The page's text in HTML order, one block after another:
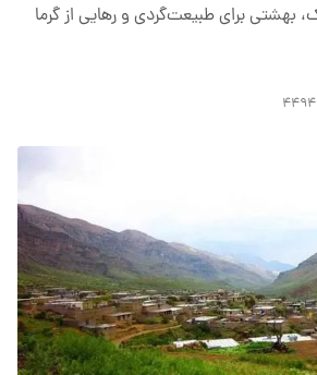
بهشتی برای طبیعت‌گردی و رهایی از گرما